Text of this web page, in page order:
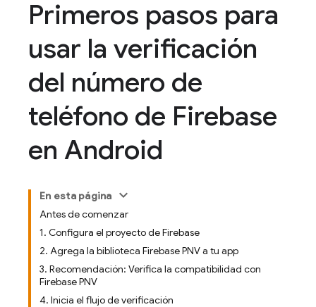
Primeros pasos para
usar la verificación
del número de
teléfono de Firebase
en Android
En esta página
Antes de comenzar
1. Configura el proyecto de Firebase
2. Agrega la biblioteca Firebase PNV a tu app
3. Recomendación: Verifica la compatibilidad con
Firebase PNV
4. Inicia el flujo de verificación